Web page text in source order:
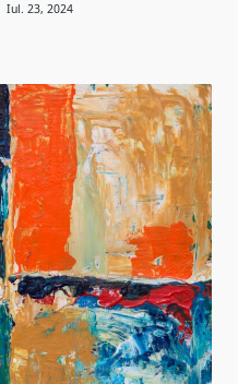
Iul. 23, 2024